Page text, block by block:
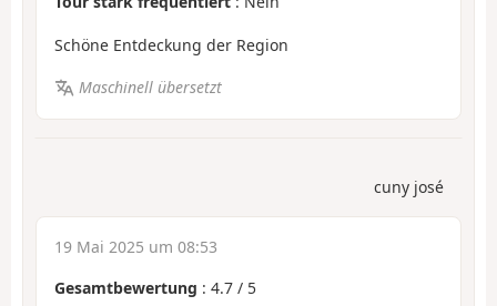
Schöne Entdeckung der Region
Maschinell übersetzt
cuny josé
19 Mai 2025 um 08:53
Gesamtbewertung : 4.7 / 5